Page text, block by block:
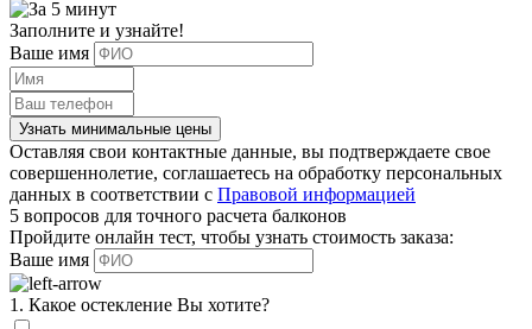
Заполните и узнайте!
Ваше имя
Узнать минимальные цены
Оставляя свои контактные данные, вы подтверждаете свое
совершеннолетие, соглашаетесь на обработку персональных
данных в соответствии с Правовой информацией
5 вопросов для точного расчета балконов
Пройдите онлайн тест, чтобы узнать стоимость заказа:
Ваше имя
1. Какое остекление Вы хотите?